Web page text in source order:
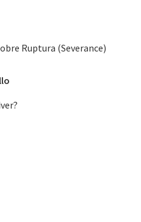
Ruptura (Severance)